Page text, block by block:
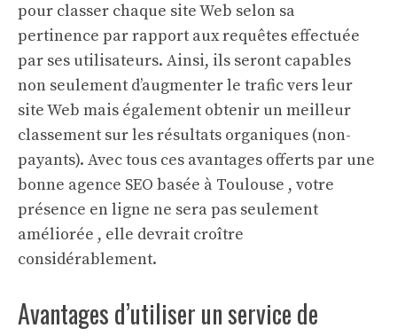
pour classer chaque site Web selon sa
pertinence par rapport aux requêtes effectuée
par ses utilisateurs. Ainsi, ils seront capables
non seulement d’augmenter le trafic vers leur
site Web mais également obtenir un meilleur
classement sur les résultats organiques (non-
payants). Avec tous ces avantages offerts par une
bonne agence SEO basée à Toulouse , votre
présence en ligne ne sera pas seulement
améliorée , elle devrait croître
considérablement.
Avantages d’utiliser un service de